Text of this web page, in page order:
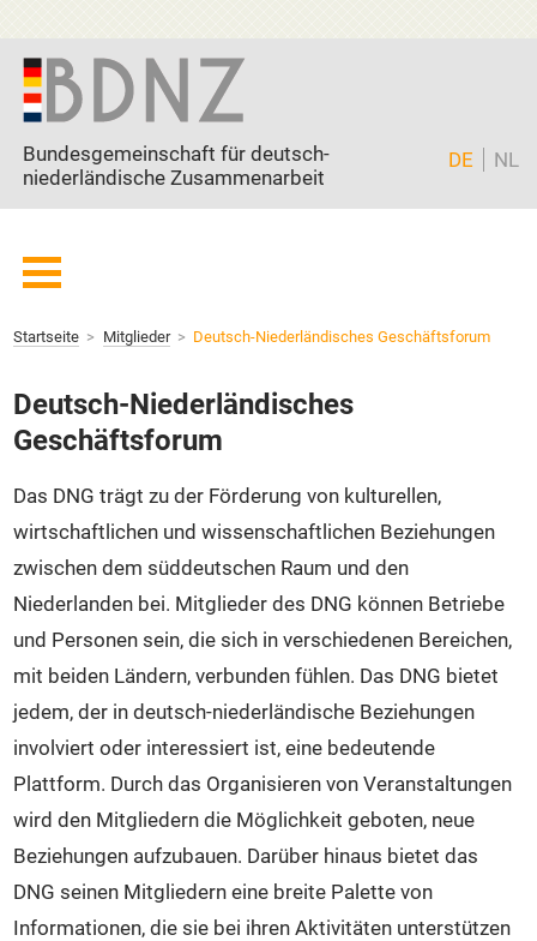
Zum Inhalt springen
Bundesgemeinschaft für deutsch-
niederländische Zusammenarbeit
DE NL
Current page:
Mitglieder
Aktuell
Veranstaltungen
Intern
Kontakt
Startseite Mitglieder Deutsch-Niederländisches Geschäftsforum
Deutsch-Niederländisches
Geschäftsforum
Das DNG trägt zu der Förderung von kulturellen,
wirtschaftlichen und wissenschaftlichen Beziehungen
zwischen dem süddeutschen Raum und den
Niederlanden bei. Mitglieder des DNG können Betriebe
und Personen sein, die sich in verschiedenen Bereichen,
mit beiden Ländern, verbunden fühlen. Das DNG bietet
jedem, der in deutsch-niederländische Beziehungen
involviert oder interessiert ist, eine bedeutende
Plattform. Durch das Organisieren von Veranstaltungen
wird den Mitgliedern die Möglichkeit geboten, neue
Beziehungen aufzubauen. Darüber hinaus bietet das
DNG seinen Mitgliedern eine breite Palette von
Informationen, die sie bei ihren Aktivitäten unterstützen